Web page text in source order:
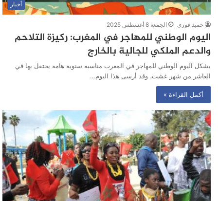
أخبار
حميد فوزي الجمعة 8 أغسطس 2025
اليوم الوطني للمهاجر في المغرب: ركيزة التلاحم
والدعم الملكي للجالية بالخارج
يشكل اليوم الوطني للمهاجر في المغرب مناسبة سنوية هامة يحتفل بها في
العاشر من شهر غشت، وقد أرسى هذا اليوم…
أكمل القراءة »